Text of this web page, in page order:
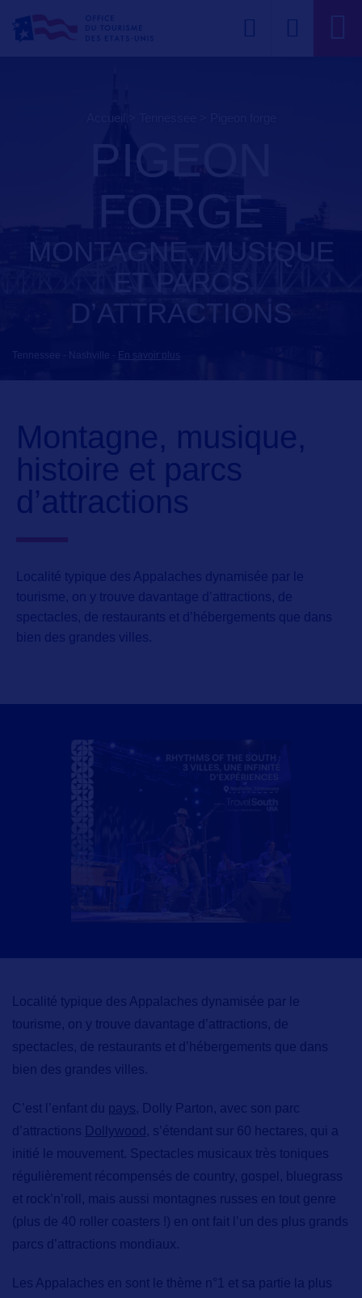
PIGEON
FORGE
MONTAGNE, MUSIQUE
ET PARCS
D’ATTRACTIONS
Tennessee - Nashville En savoir plus
Montagne, musique,
histoire et parcs
d’attractions
Localité typique des Appalaches dynamisée par le
tourisme, on y trouve davantage d’attractions, de
spectacles, de restaurants et d’hébergements que dans
bien des grandes villes.
Localité typique des Appalaches dynamisée par le
tourisme, on y trouve davantage d’attractions, de
spectacles, de restaurants et d’hébergements que dans
bien des grandes villes.
C’est l’enfant du pays, Dolly Parton, avec son parc
d’attractions Dollywood, s’étendant sur 60 hectares, qui a
initié le mouvement. Spectacles musicaux très toniques
régulièrement récompensés de country, gospel, bluegrass
et rock’n’roll, mais aussi montagnes russes en tout genre
(plus de 40 roller coasters !) en ont fait l’un des plus grands
parcs d’attractions mondiaux.
Les Appalaches en sont le thème n°1 et sa partie la plus